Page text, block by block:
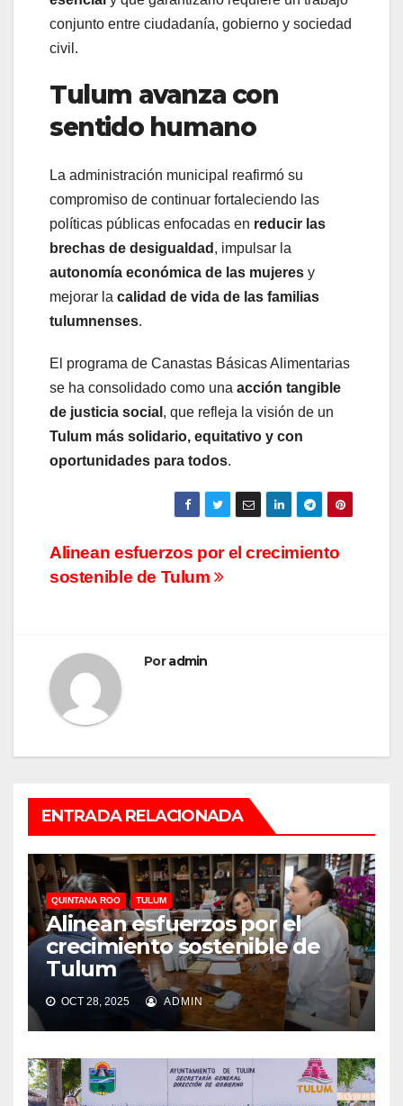
conjunto entre ciudadanía, gobierno y sociedad
civil.
Tulum avanza con
sentido humano
La administración municipal reafirmó su
compromiso de continuar fortaleciendo las
políticas públicas enfocadas en reducir las
brechas de desigualdad , impulsar la
autonomía económica de las mujeres y
mejorar la calidad de vida de las familias
tulumnenses.
El programa de Canastas Básicas Alimentarias
se ha consolidado como una acción tangible
de justicia social , que refleja la visión de un
Tulum más solidario, equitativo y con
oportunidades para todos.
Navegación
Alinean esfuerzos por el crecimiento
sostenible de Tulum
Poradmin
ENTRADA RELACIONADA
QUINTANA ROO TULUM
Alinean esfuerzos por el
crecimiento sostenible de
Tulum
OCT 28, 2025 ADMIN